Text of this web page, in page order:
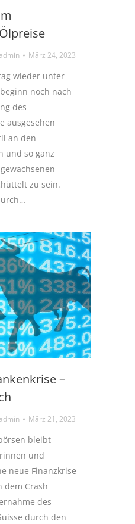
März 24, 2023
wieder unter
noch nach
des
ausgesehen
an den
und so ganz
zu sein.
–
März 21, 2023
bleibt
und
neue Finanzkrise
dem Crash
des
durch den